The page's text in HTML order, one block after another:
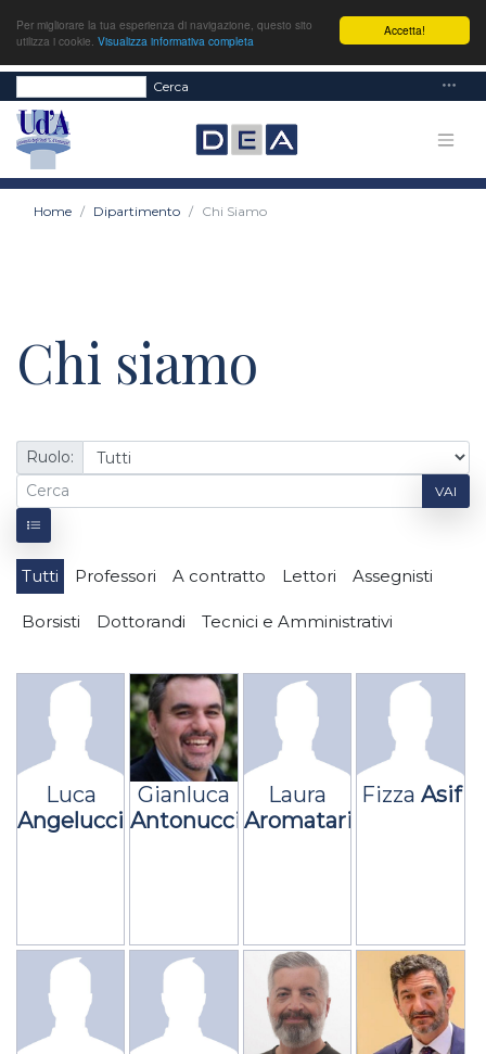
Accetta!
Per migliorare la tua esperienza di navigazione, questo sito
utilizza i cookie. Visualizza informativa completa
Cerca
Home Dipartimento Chi Siamo
Chi siamo
Ruolo:
VAI
Tutti Professori A contratto Lettori Assegnisti
Borsisti Dottorandi Tecnici e Amministrativi
Luca
Angelucci
Gianluca
Antonucci
Laura
Aromatario
Fizza Asif